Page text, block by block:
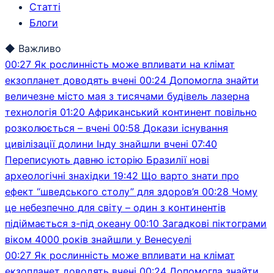
Статті
Блоги
◆ Важливо
00:27 Як рослинність може впливати на клімат
екзопланет доводять вчені 00:24 Допомогла знайти
величезне місто мая з тисячами будівель лазерна
технологія 01:20 Африканський континент повільно
розколюється – вчені 00:58 Докази існування
цивілізації долини Інду знайшли вчені 07:40
Переписують давню історію Бразилії нові
археологічні знахідки 19:42 Що варто знати про
ефект “шведського столу” для здоров’я 00:28 Чому
це небезпечно для світу – один з континентів
підіймається з-під океану 00:10 Загадкові піктограми
віком 4000 років знайшли у Венесуелі
00:27 Як рослинність може впливати на клімат